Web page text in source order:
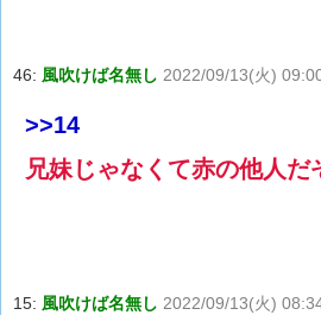
46: 風吹けば名無し 2022/09/13(火)
>>14
兄妹じゃなくて赤の他人だ
15: 風吹けば名無し 2022/09/13(火)